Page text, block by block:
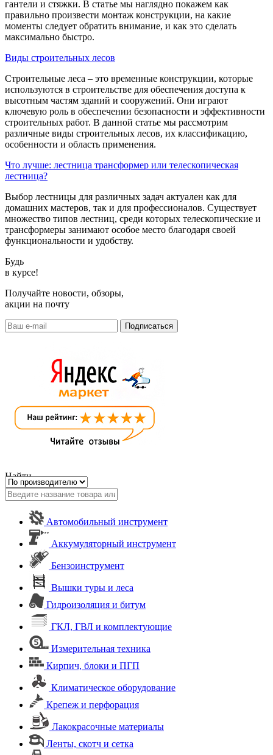
гантели и стяжки. В статье мы наглядно покажем как
правильно произвести монтаж конструкции, на какие
моменты следует обратить внимание, и как это сделать
максимально быстро.
Виды строительных лесов
Строительные леса – это временные конструкции, которые
используются в строительстве для обеспечения доступа к
высотным частям зданий и сооружений. Они играют
ключевую роль в обеспечении безопасности и эффективности
строительных работ. В данной статье мы рассмотрим
различные виды строительных лесов, их классификацию,
особенности и область применения.
Что лучше: лестница трансформер или телескопическая
лестница?
Выбор лестницы для различных задач актуален как для
домашних мастеров, так и для профессионалов. Существует
множество типов лестниц, среди которых телескопические и
трансформеры занимают особое место благодаря своей
функциональности и удобству.
Будь
в курсе!
Получайте новости, обзоры,
акции на почту
Найти
Автомобильный инструмент
Аккумуляторный инструмент
Бензоинструмент
Вышки туры и леса
Гидроизоляция и битум
ГКЛ, ГВЛ и комплектующие
Измерительная техника
Кирпич, блоки и ПГП
Климатическое оборудование
Крепеж и перфорация
Лакокрасочные материалы
Ленты, скотч и сетка